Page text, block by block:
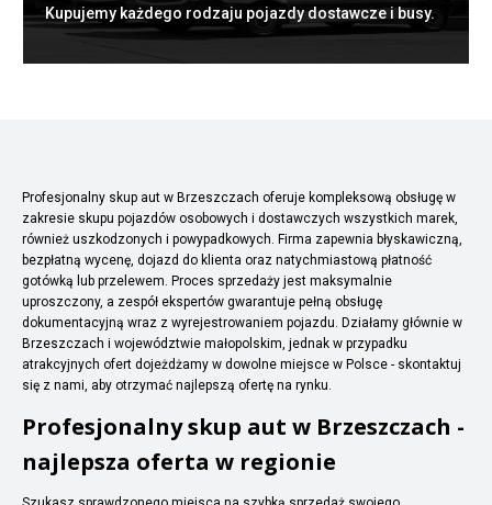
Kupujemy każdego rodzaju pojazdy dostawcze i busy.
Profesjonalny skup aut w Brzeszczach oferuje kompleksową obsługę w
zakresie skupu pojazdów osobowych i dostawczych wszystkich marek,
również uszkodzonych i powypadkowych. Firma zapewnia błyskawiczną,
bezpłatną wycenę, dojazd do klienta oraz natychmiastową płatność
gotówką lub przelewem. Proces sprzedaży jest maksymalnie
uproszczony, a zespół ekspertów gwarantuje pełną obsługę
dokumentacyjną wraz z wyrejestrowaniem pojazdu. Działamy głównie w
Brzeszczach i województwie małopolskim, jednak w przypadku
atrakcyjnych ofert dojeżdżamy w dowolne miejsce w Polsce - skontaktuj
się z nami, aby otrzymać najlepszą ofertę na rynku.
Profesjonalny skup aut w Brzeszczach -
najlepsza oferta w regionie